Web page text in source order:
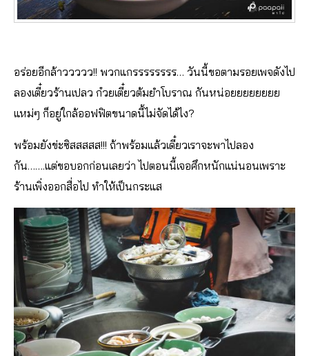
อร่อยอีกล้าววววว!! พวกแกรรรรรรรร… วันนี้ขอตามรอยเพจดังไป
ลองเตี๋ยวร้านเปลว ก๋วยเตี๋ยวต้มยำโบราณ กันหน่อยยยยยยยย
แหม่ๆ ก็อยู่ใกล้ออฟฟิตขนาดนี้ไม่จัดได้ไง?
พร้อมยังข่ะซิสสสสส!!! ถ้าพร้อมแล้วเดี๋ยวเราจะพาไปลอง
กัน…….แต่ขอบอกก่อนเลยว่า ไปตอนนี้เจอศึกหนักแน่นอนเพราะ
ร้านเพิ่งออกสื่อไป ทำให้เป็นกระแส